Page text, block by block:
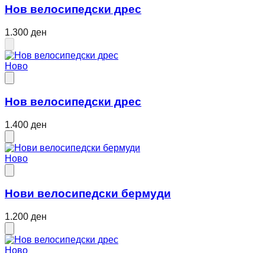
Нов велосипедски дрес
1.300 ден
Ново
Нов велосипедски дрес
1.400 ден
Ново
Нови велосипедски бермуди
1.200 ден
Ново